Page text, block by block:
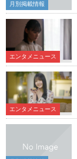
月別掲載情報
エンタメニュース
エンタメニュース